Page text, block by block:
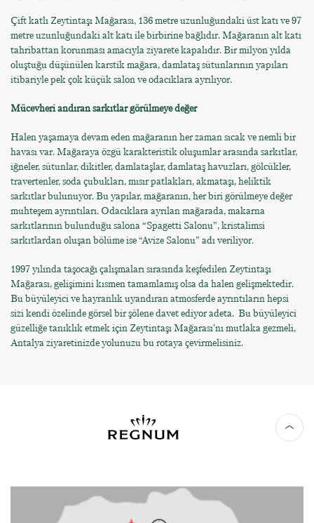
Çift katlı Zeytintaşı Mağarası, 136 metre uzunluğundaki üst katı ve 97
metre uzunluğundaki alt katı ile birbirine bağlıdır. Mağaranın alt katı
tahribattan korunması amacıyla ziyarete kapalıdır. Bir milyon yılda
oluştuğu düşünülen karstik mağara, damlataş sütunlarının yapıları
itibariyle pek çok küçük salon ve odacıklara ayrılıyor.
Mücevheri andıran sarkıtlar görülmeye değer
Halen yaşamaya devam eden mağaranın her zaman sıcak ve nemli bir
havası var. Mağaraya özgü karakteristik oluşumlar arasında sarkıtlar,
iğneler, sütunlar, dikitler, damlataşlar, damlataş havuzları, gölcükler,
travertenler, soda çubukları, mısır patlakları, akmataşı, heliktik
sarkıtlar bulunuyor. Bu yapılar, mağaranın, her biri görülmeye değer
muhteşem ayrıntıları. Odacıklara ayrılan mağarada, makarna
sarkıtlarının bulunduğu salona “Spagetti Salonu”, kristalimsi
sarkıtlardan oluşan bölüme ise “Avize Salonu” adı veriliyor.
1997 yılında taşocağı çalışmaları sırasında keşfedilen Zeytintaşı
Mağarası, gelişimini kısmen tamamlamış olsa da halen gelişmektedir.
Bu büyüleyici ve hayranlık uyandıran atmosferde ayrıntıların hepsi
sizi kendi özelinde görsel bir şölene davet ediyor adeta. Bu büyüleyici
güzelliğe tanıklık etmek için Zeytintaşı Mağarası’nı mutlaka gezmeli,
Antalya ziyaretinizde yolunuzu bu rotaya çevirmelisiniz.